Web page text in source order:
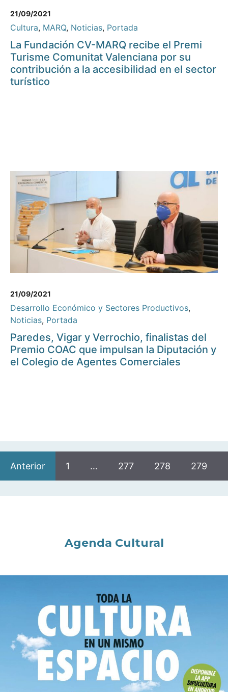
21/09/2021
Cultura, MARQ, Noticias, Portada
La Fundación CV-MARQ recibe el Premi
Turisme Comunitat Valenciana por su
contribución a la accesibilidad en el sector
turístico
21/09/2021
Desarrollo Económico y Sectores Productivos,
Noticias, Portada
Paredes, Vigar y Verrochio, finalistas del
Premio COAC que impulsan la Diputación y
el Colegio de Agentes Comerciales
Anterior 1 … 277 278 279
Agenda Cultural